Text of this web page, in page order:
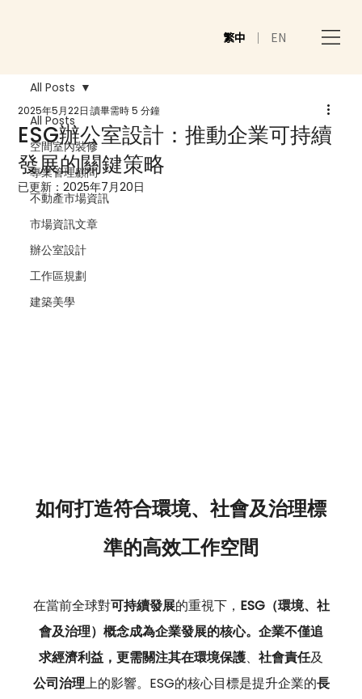
繁中 ｜ EN
All Posts
空間室內裝修
專業管理顧問
不動產市場資訊
市場資訊文章
辦公室設計
工作區規劃
建築美學
All Posts
ESG辦公室設計：推動企業可持續
發展的關鍵策略
2025年5月22日 讀畢需時 5 分鐘
已更新：2025年7月20日
如何打造符合環境、社會及治理標
準的高效工作空間
在當前全球對可持續發展的重視下， ESG（環境、社
會及治理）概念成為企業發展的核心。企業不僅追
求經濟利益，更需關注其在環境保護、 社會責任及
公司治理上的影響。ESG的核心目標是提升企業的長